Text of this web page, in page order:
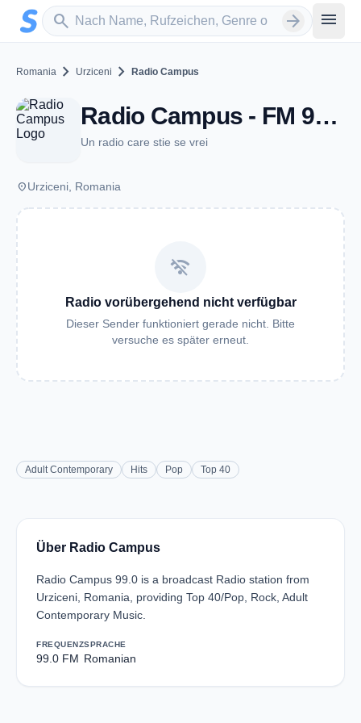
Zum Hauptinhalt springen
search
Sender suchen arrow_forward menu
Romania chevron_right Urziceni chevron_right Radio Campus
Radio Campus - FM 99.0 - Urziceni
Un radio care stie se vrei
placeUrziceni, Romania
wifi_off
Radio vorübergehend nicht verfügbar
Dieser Sender funktioniert gerade nicht. Bitte
versuche es später erneut.
Adult Contemporary Hits Pop Top 40
Über Radio Campus
Radio Campus 99.0 is a broadcast Radio station from
Urziceni, Romania, providing Top 40/Pop, Rock, Adult
Contemporary Music.
FREQUENZ
99.0 FM
SPRACHE
Romanian